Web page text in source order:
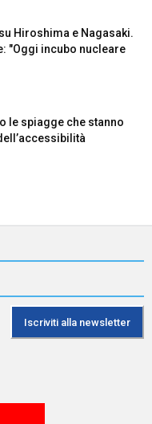
Hiroshima e Nagasaki.
"Oggi incubo nucleare
le spiagge che stanno